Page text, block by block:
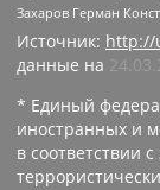
Захаров Герман
Источник: http://
данные на
* Единый
иностранных и
в соответствии